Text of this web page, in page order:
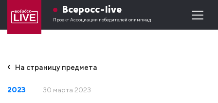
Всеросс-live
Проект Ассоциации победителей олимпиад
На страницу предмета
2023 30 марта 2023